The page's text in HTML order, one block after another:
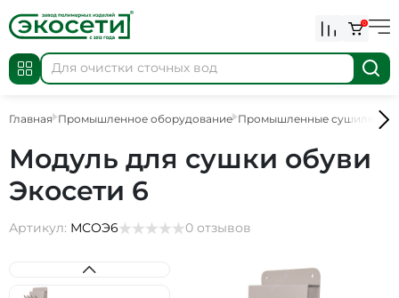
0
Главная Промышленное оборудование Промышленные сушилки
Модуль для сушки обуви
Экосети 6
Артикул: МСОЭ6 0 отзывов